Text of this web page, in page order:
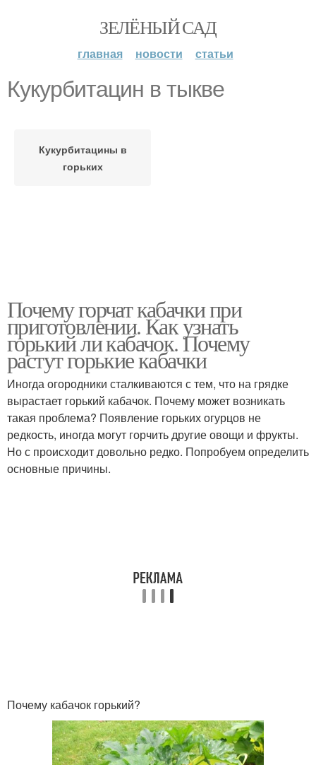
ЗЕЛЁНЫЙ САД
главная новости статьи
Кукурбитацин в тыкве
Кукурбитацины в
горьких
Почему горчат кабачки при
приготовлении. Как узнать
горький ли кабачок. Почему
растут горькие кабачки
Иногда огородники сталкиваются с тем, что на грядке
вырастает горький кабачок. Почему может возникать
такая проблема? Появление горьких огурцов не
редкость, иногда могут горчить другие овощи и фрукты.
Но с происходит довольно редко. Попробуем определить
основные причины.
Почему кабачок горький?